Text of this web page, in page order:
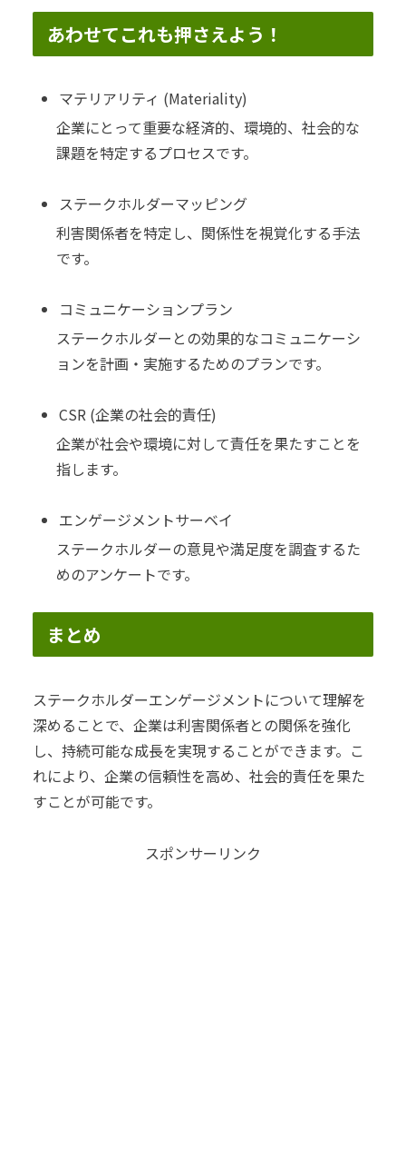
あわせてこれも押さえよう！
マテリアリティ (Materiality)
企業にとって重要な経済的、環境的、社会的な
課題を特定するプロセスです。
ステークホルダーマッピング
利害関係者を特定し、関係性を視覚化する手法
です。
コミュニケーションプラン
ステークホルダーとの効果的なコミュニケーシ
ョンを計画・実施するためのプランです。
CSR (企業の社会的責任)
企業が社会や環境に対して責任を果たすことを
指します。
エンゲージメントサーベイ
ステークホルダーの意見や満足度を調査するた
めのアンケートです。
まとめ
ステークホルダーエンゲージメントについて理解を
深めることで、企業は利害関係者との関係を強化
し、持続可能な成長を実現することができます。こ
れにより、企業の信頼性を高め、社会的責任を果た
すことが可能です。
スポンサーリンク